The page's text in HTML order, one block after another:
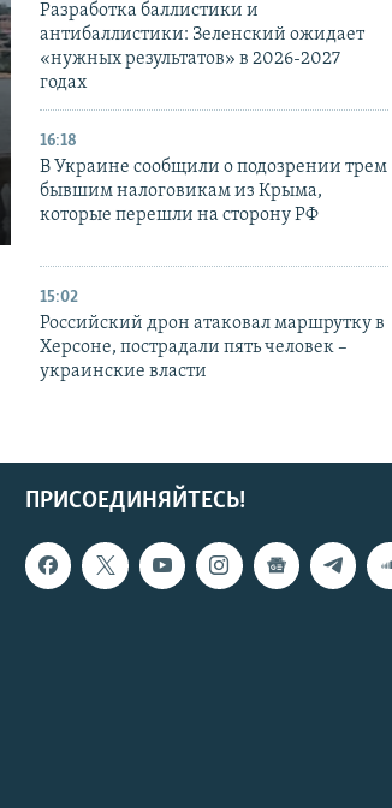
Разработка баллистики и
антибаллистики: Зеленский ожидает
«нужных результатов» в 2026-2027
годах
16:18
В Украине сообщили о подозрении трем
бывшим налоговикам из Крыма,
которые перешли на сторону РФ
15:02
Российский дрон атаковал маршрутку в
Херсоне, пострадали пять человек –
украинские власти
ПРИСОЕДИНЯЙТЕСЬ!